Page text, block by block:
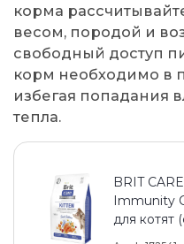
корма
весом, породой и
свободный доступ
корм необходимо в
избегая попадания
тепла.
BRIT
Immunity
для котят